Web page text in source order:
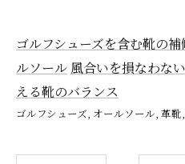
ゴルフシューズを含む靴の補
ルソール 風合いを損なわな
える靴のバランス
ゴルフシューズ オールソール 革靴